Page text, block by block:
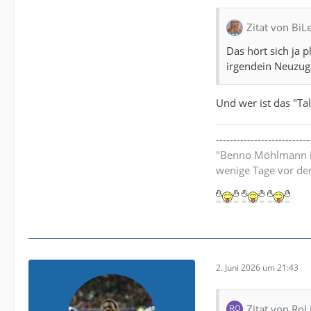
Zitat von
Das hört sich ja
irgendein
Und wer ist das
"Benno Möhlmann
wenige Tage vor
2. Juni 2026 um 21:43